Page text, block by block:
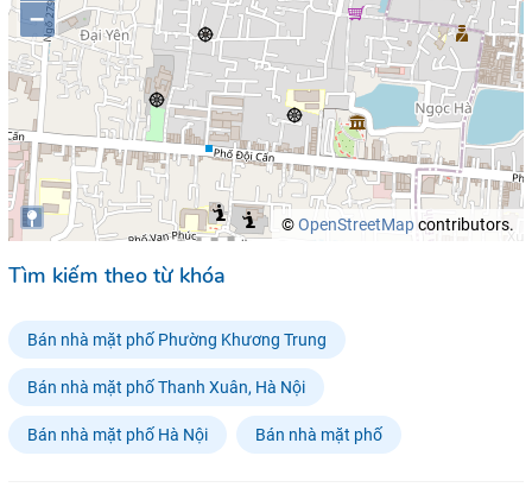
–
©OpenStreetMapcontributors.
Tìm kiếm theo từ khóa
Bán nhà mặt phố Phường Khương Trung
Bán nhà mặt phố Thanh Xuân, Hà Nội
Bán nhà mặt phố Hà Nội Bán nhà mặt phố